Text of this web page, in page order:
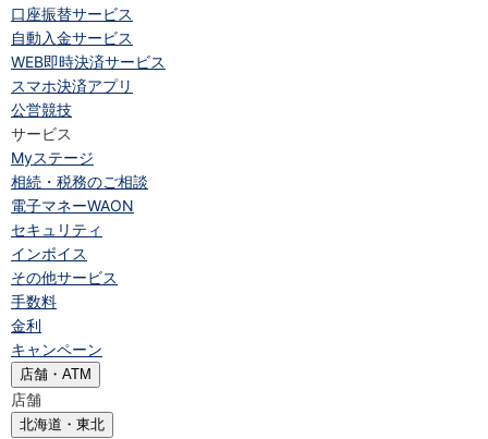
口座振替サービス
自動入金サービス
WEB即時決済サービス
スマホ決済アプリ
公営競技
サービス
Myステージ
相続・税務のご相談
電子マネーWAON
セキュリティ
インボイス
その他サービス
手数料
金利
キャンペーン
店舗・ATM
店舗
北海道・東北